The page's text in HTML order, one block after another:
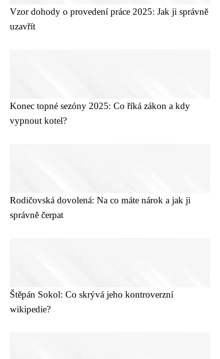
Vzor dohody o provedení práce 2025: Jak ji správně
uzavřít
Konec topné sezóny 2025: Co říká zákon a kdy
vypnout kotel?
Rodičovská dovolená: Na co máte nárok a jak ji
správně čerpat
Štěpán Sokol: Co skrývá jeho kontroverzní
wikipedie?